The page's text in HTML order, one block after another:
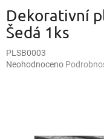
Dekorativní
Šedá 1ks
PLSB0003
Průměrné
Neohodnoceno